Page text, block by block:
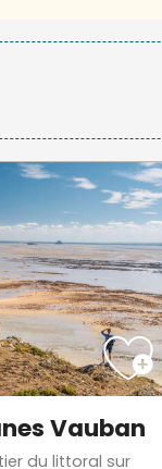
Vauban
du littoral sur